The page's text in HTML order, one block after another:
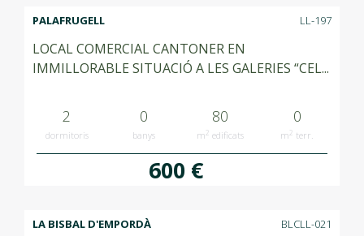
PALAFRUGELL LL-197
LOCAL COMERCIAL CANTONER EN
IMMILLORABLE SITUACIÓ A LES GALERIES “CEL...
2
dormitoris
0
banys
80
m2 edificats
0
m2 terr.
600 €
LA BISBAL D'EMPORDÀ BLCLL-021